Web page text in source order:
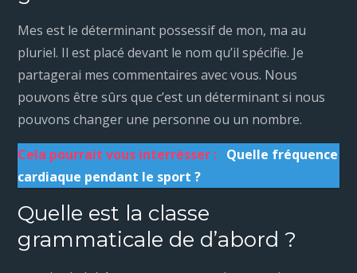
Mes est le déterminant possessif de mon, ma au
pluriel. Il est placé devant le nom qu’il spécifie. Je
partagerai mes commentaires avec vous. Nous
pouvons être sûrs que c’est un déterminant si nous
pouvons changer une personne ou un nombre.
Cela pourrait vous interrésser : Quelle fréquence
cardiaque pendant le sport ?
Quelle est la classe
grammaticale de d’abord ?